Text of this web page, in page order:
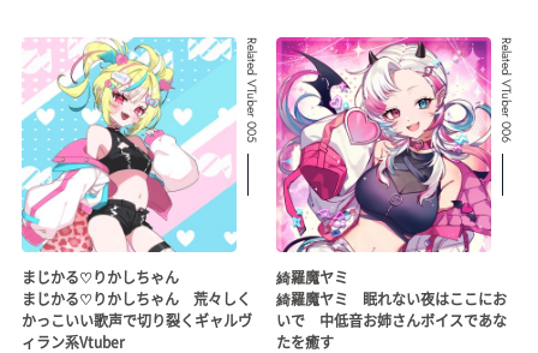
Related VTuber 005
まじかる♡りかしちゃん
まじかる♡りかしちゃん 荒々しく
かっこいい歌声で切り裂くギャルヴ
ィラン系Vtuber
Related VTuber 006
綺羅魔ヤミ
綺羅魔ヤミ 眠れない夜はここにお
いで 中低音お姉さんボイスであな
たを癒す